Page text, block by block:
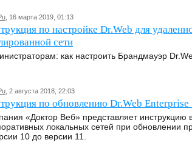
, 16 марта 2019, 01:13
по настройке Dr.Web для
сети
как настроить Брандмауэр
, 2 августа 2018, 22:03
по обновлению Dr.Web
«Доктор Веб» представляет
локальных сетей при обновлении
10 до версии 11.